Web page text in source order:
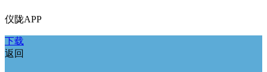
仪陇APP
下载
返回